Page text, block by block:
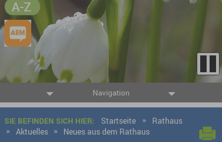
Navigation
SIE BEFINDEN SICH HIER: Startseite
Rathaus
Aktuelles
Neues aus dem Rathaus